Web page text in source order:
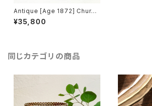
Antique [Age 1872] Church
¥35,800
同じカテゴリの商品